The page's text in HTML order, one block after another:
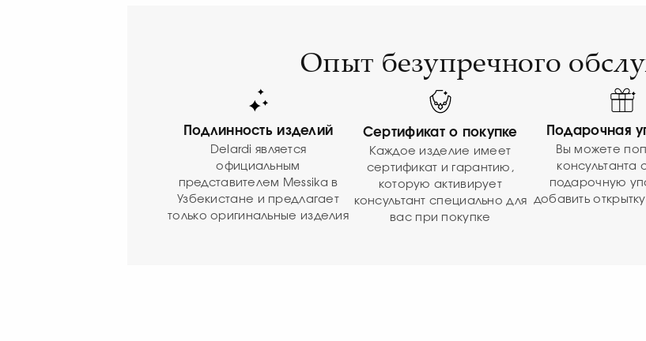
Опыт безупречного
Подлинность изделий
Delardi является
официальным
представителем Messika в
Узбекистане и предлагает
только оригинальные изделия
Сертификат о покупке
Каждое изделие имеет
сертификат и гарантию,
которую активирует
консультант специально для
вас при покупке
Подарочная
Вы можете
консультанта
подарочную
добавить